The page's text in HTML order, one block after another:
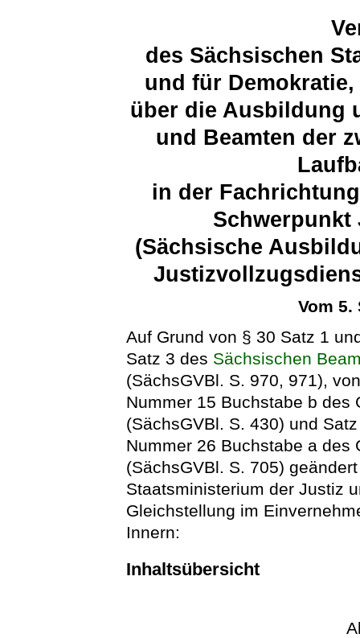
des Sächsischen
und für
über die Ausbildung
und Beamten der
in der
(Sächsische
Vom 5.
Auf Grund von § 30 Satz 1
Satz 3 des Sächsischen
(SächsGVBl. S. 970, 971),
Nummer 15 Buchstabe b des
(SächsGVBl. S. 430) und
Nummer 26 Buchstabe a des
(SächsGVBl. S. 705)
Staatsministerium der Justiz
Gleichstellung im
Innern:
Inhaltsübersicht